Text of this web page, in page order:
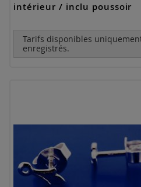
intérieur / inclu poussoir
Tarifs disponibles
enregistrés.